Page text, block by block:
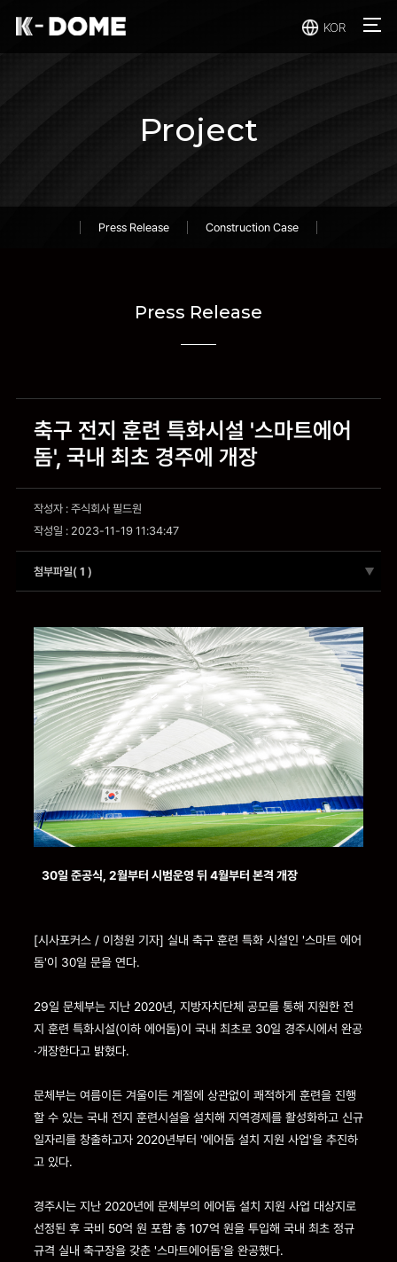
KOR
Project
Press Release Construction Case
Press Release
축구 전지 훈련 특화시설 '스마트에어
돔', 국내 최초 경주에 개장
작성자 : 주식회사 필드원
작성일 : 2023-11-19 11:34:47
첨부파일( 1 )
30일 준공식, 2월부터 시범운영 뒤 4월부터 본격 개장
[시사포커스 / 이청원 기자] 실내 축구 훈련 특화 시설인 '스마트 에어
돔'이 30일 문을 연다.
29일 문체부는 지난 2020년, 지방자치단체 공모를 통해 지원한 전
지 훈련 특화시설(이하 에어돔)이 국내 최초로 30일 경주시에서 완공
·개장한다고 밝혔다.
문체부는 여름이든 겨울이든 계절에 상관없이 쾌적하게 훈련을 진행
할 수 있는 국내 전지 훈련시설을 설치해 지역경제를 활성화하고 신규
일자리를 창출하고자 2020년부터 '에어돔 설치 지원 사업'을 추진하
고 있다.
경주시는 지난 2020년에 문체부의 에어돔 설치 지원 사업 대상지로
선정된 후 국비 50억 원 포함 총 107억 원을 투입해 국내 최초 정규
규격 실내 축구장을 갖춘 '스마트에어돔'을 완공했다.